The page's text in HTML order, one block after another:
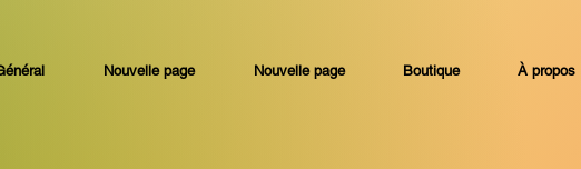
Nouvelle page Nouvelle page Boutique À propos